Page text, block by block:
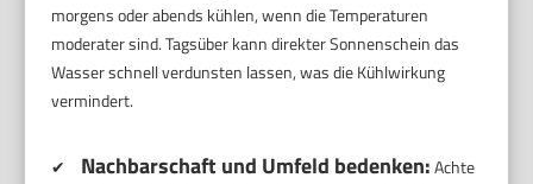
morgens oder abends kühlen, wenn die Temperaturen
moderater sind. Tagsüber kann direkter Sonnenschein das
Wasser schnell verdunsten lassen, was die Kühlwirkung
vermindert.
✔ Nachbarschaft und Umfeld bedenken:Achte